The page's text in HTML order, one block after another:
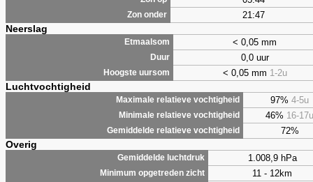
Zon onder 21:47
Neerslag
Etmaalsom < 0,05 mm
Duur 0,0 uur
Hoogste uursom < 0,05 mm 1-2u
Luchtvochtigheid
Maximale relatieve vochtigheid 97% 4-5u
Minimale relatieve vochtigheid 46% 16-17u
Gemiddelde relatieve vochtigheid 72%
Overig
Gemiddelde luchtdruk 1.008,9 hPa
Minimum opgetreden zicht 11 - 12km